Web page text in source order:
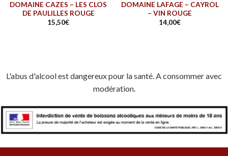
DOMAINE CAZES – LES CLOS
DE PAULILLES ROUGE
15,50€
DOMAINE LAFAGE – CAYROL
– VIN ROUGE
14,00€
L'abus d'alcool est dangereux pour la santé. A consommer avec
modération.